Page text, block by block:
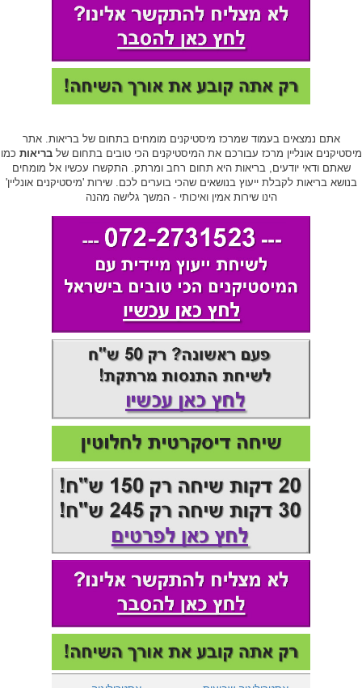
אתם נמצאים בעמוד שמרכז מיסטיקנים מומחים בתחום של בריאות. אתר
מיסטיקנים אונליין מרכז עבורכם את המיסטיקנים הכי טובים בתחום שלבריאות כמו
שאתם ודאי יודעים, בריאות היא תחום רחב ומרתק. התקשרו עכשיו אל מומחים
בנושא בריאות לקבלת ייעוץ בנושאים שהכי בוערים לכם. שירות 'מיסטיקנים אונליין'
הינו שירות אמין ואיכותי - המשך גלישה מהנה